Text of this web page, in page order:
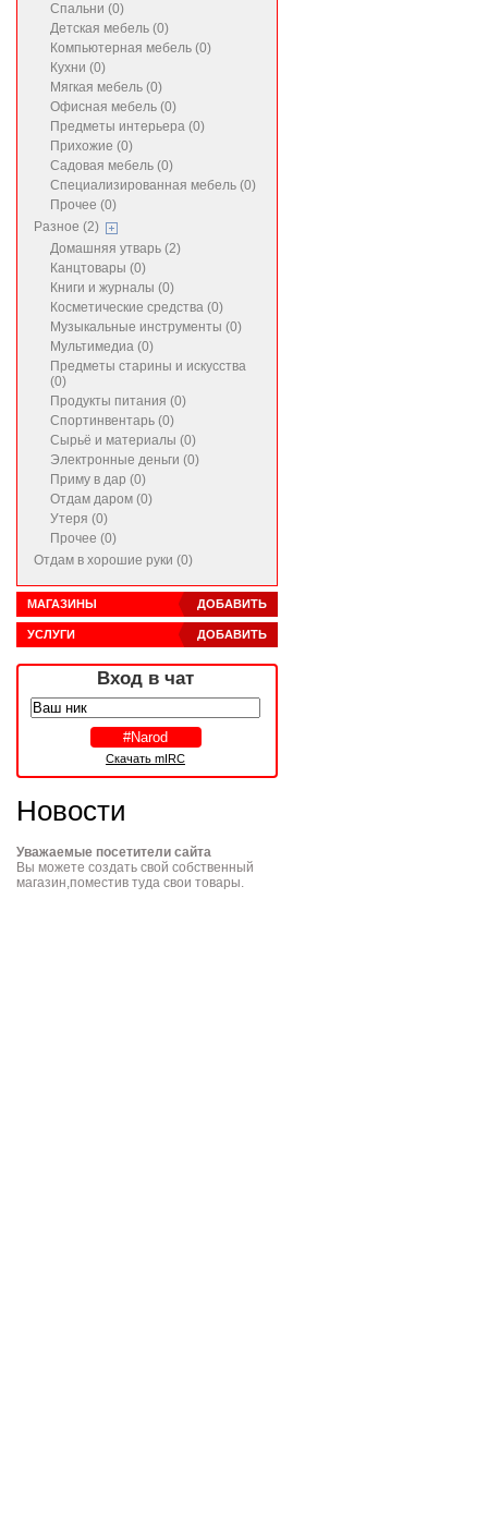
Спальни (0)
Детская мебель (0)
Компьютерная мебель (0)
Кухни (0)
Мягкая мебель (0)
Офисная мебель (0)
Предметы интерьера (0)
Прихожие (0)
Садовая мебель (0)
Специализированная мебель (0)
Прочее (0)
Разное (2)
Домашняя утварь (2)
Канцтовары (0)
Книги и журналы (0)
Косметические средства (0)
Музыкальные инструменты (0)
Мультимедиа (0)
Предметы старины и искусства
(0)
Продукты питания (0)
Спортинвентарь (0)
Сырьё и материалы (0)
Электронные деньги (0)
Приму в дар (0)
Отдам даром (0)
Утеря (0)
Прочее (0)
Отдам в хорошие руки (0)
ДОБАВИТЬ
МАГАЗИНЫ
ДОБАВИТЬ
УСЛУГИ
Вход в чат
Скачать mIRC
Новости
Уважаемые посетители сайта
Вы можете создать свой собственный
магазин,поместив туда свои товары.